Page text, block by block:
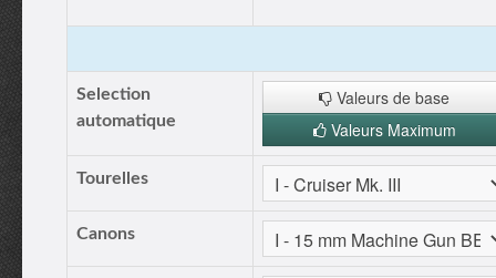
Selection
automatique
Valeurs de base
Valeurs Maximum
Tourelles
Canons